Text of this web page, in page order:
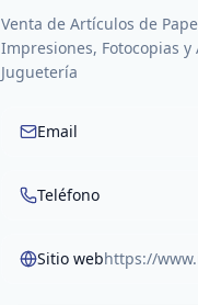
Venta de Artículos de
Impresiones, Fotocopias
Juguetería
Email
Teléfono
Sitio web